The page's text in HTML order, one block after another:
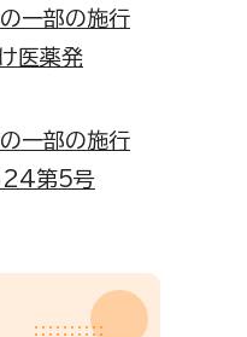
一部の施行
医薬発
一部の施行
第5号